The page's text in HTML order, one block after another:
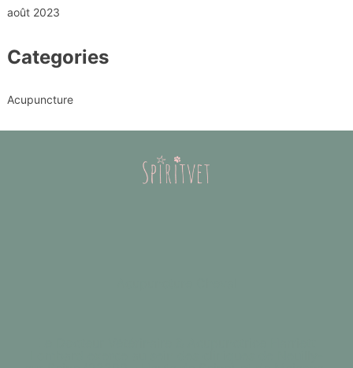
août 2023
Categories
Acupuncture